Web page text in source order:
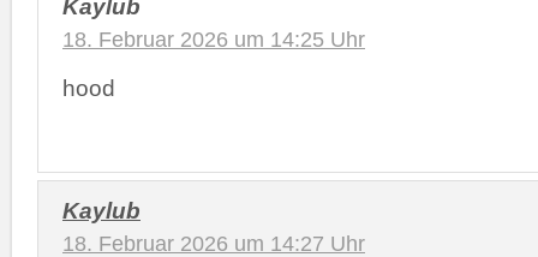
Kaylub
18. Februar 2026 um 14:25 Uhr
hood
Kaylub
18. Februar 2026 um 14:27 Uhr